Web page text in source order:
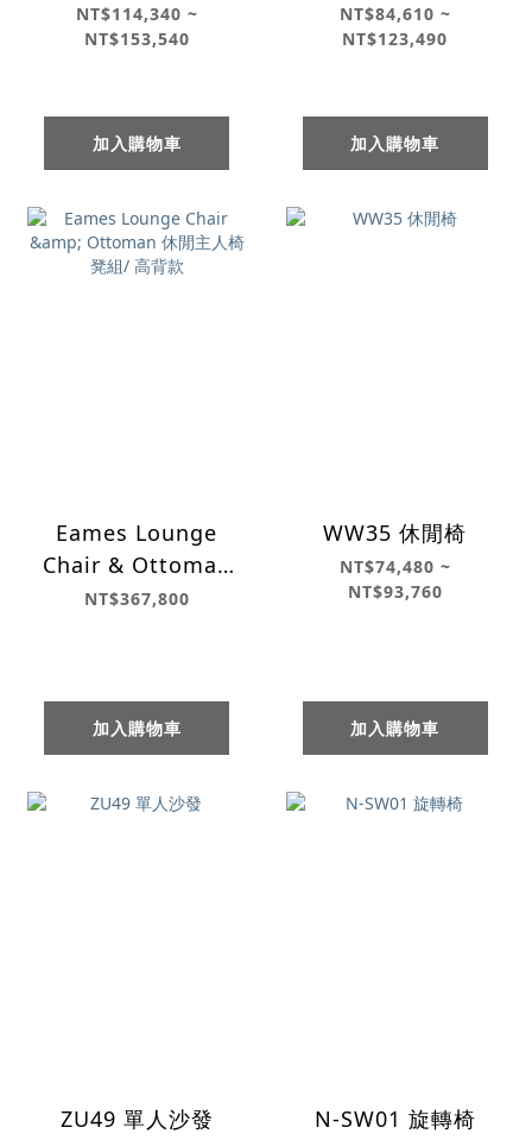
NT$114,340 ~
NT$153,540
加入購物車
NT$84,610 ~
NT$123,490
加入購物車
Eames Lounge
Chair & Ottoman
休閒主人椅凳組/ 高
NT$367,800
加入購物車
WW35 休閒椅
NT$74,480 ~
NT$93,760
加入購物車
ZU49 單人沙發 N-SW01 旋轉椅